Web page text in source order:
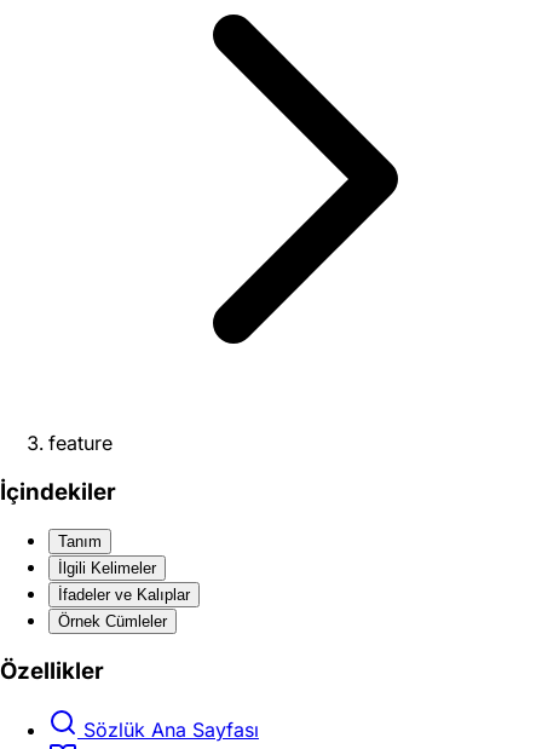
feature
İçindekiler
Tanım
İlgili Kelimeler
İfadeler ve Kalıplar
Örnek Cümleler
Özellikler
Sözlük Ana Sayfası